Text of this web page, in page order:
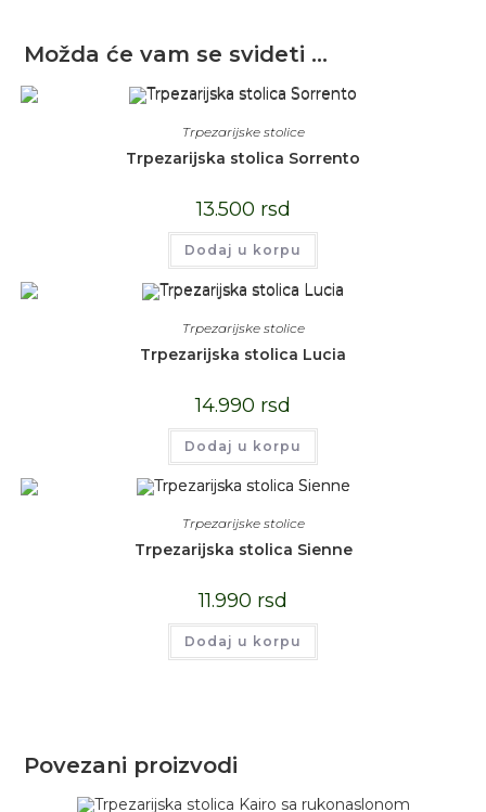
Možda će vam se svideti …
Trpezarijske stolice
Trpezarijska stolica Sorrento
13.500 rsd
Dodaj u korpu
Trpezarijske stolice
Trpezarijska stolica Lucia
14.990 rsd
Dodaj u korpu
Trpezarijske stolice
Trpezarijska stolica Sienne
11.990 rsd
Dodaj u korpu
Povezani proizvodi